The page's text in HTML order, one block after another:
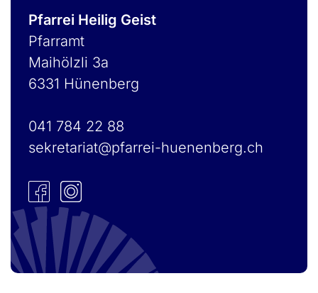
Pfarrei Heilig Geist
Pfarramt
Maihölzli 3a
6331 Hünenberg
041 784 22 88
sekretariat@pfarrei-huenenberg.ch